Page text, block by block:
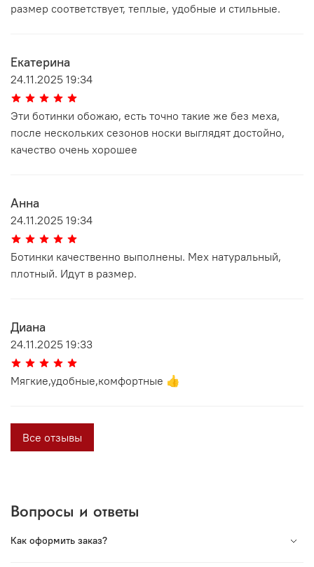
размер соответствует, теплые, удобные и стильные.
Екатерина
24.11.2025 19:34
Эти ботинки обожаю, есть точно такие же без меха,
после нескольких сезонов носки выглядят достойно,
качество очень хорошее
Анна
24.11.2025 19:34
Ботинки качественно выполнены. Мех натуральный,
плотный. Идут в размер.
Диана
24.11.2025 19:33
Мягкие,удобные,комфортные 👍
Все отзывы
Вопросы и ответы
Как оформить заказ?